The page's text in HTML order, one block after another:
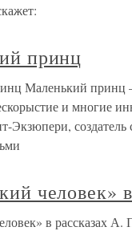
принц
Маленький принц
и многие
Экзюпери,
человек»
в рассказах